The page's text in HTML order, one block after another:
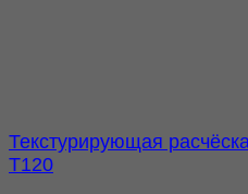
Текстурирующая
T120